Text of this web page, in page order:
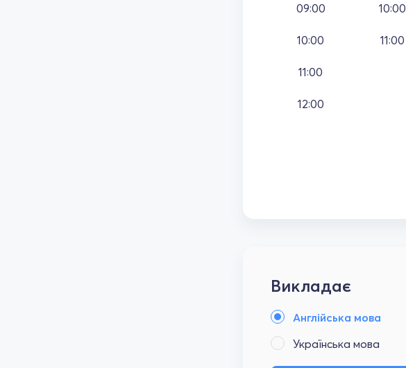
09:00
10:00
11:00
12:00
10:00
11:00
Викладає
Англійська мова
Українська мова